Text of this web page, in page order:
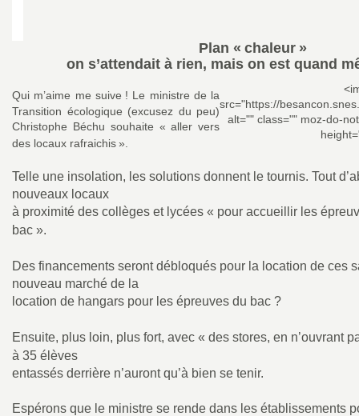
Plan « chaleur »
on s’attendait à rien, mais on est quand
Qui m’aime me suive ! Le ministre de la
Transition écologique (excusez du peu)
Christophe Béchu souhaite « aller vers
des locaux rafraichis».
src="https://
alt="" class="" moz-do-
Telle une insolation, les solutions donnent le tournis. Tout
nouveaux locaux
à proximité des collèges et lycées « pour accueillir les
bac ».
Des financements seront débloqués pour la location de ces
nouveau marché de la
location de hangars pour les épreuves du bac ?
Ensuite, plus loin, plus fort, avec « des stores, en n’ouvrant
à 35 élèves
entassés derrière n’auront qu’à bien se tenir.
Espérons que le ministre se rende dans les établissements